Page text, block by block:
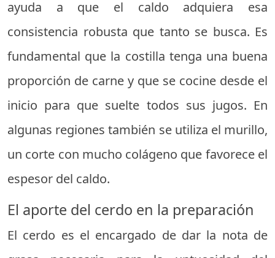
ayuda a que el caldo adquiera esa
consistencia robusta que tanto se busca. Es
fundamental que la costilla tenga una buena
proporción de carne y que se cocine desde el
inicio para que suelte todos sus jugos. En
algunas regiones también se utiliza el murillo,
un corte con mucho colágeno que favorece el
espesor del caldo.
El aporte del cerdo en la preparación
El cerdo es el encargado de dar la nota de